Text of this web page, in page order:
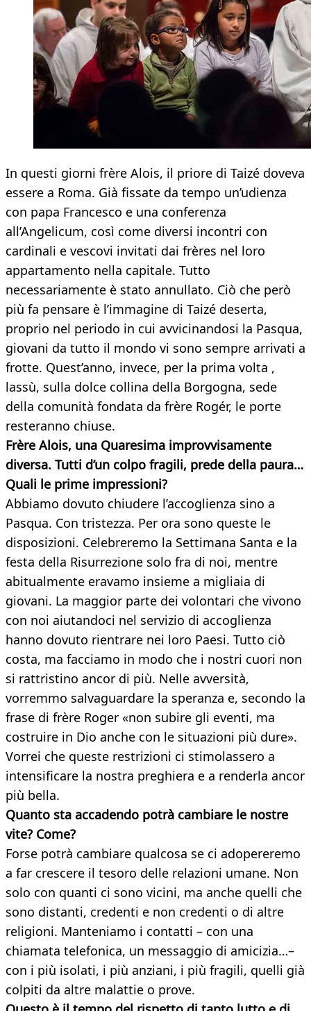
In questi giorni frère Alois, il priore di Taizé doveva
essere a Roma. Già fissate da tempo un’udienza
con papa Francesco e una conferenza
all’Angelicum, così come diversi incontri con
cardinali e vescovi invitati dai frères nel loro
appartamento nella capitale. Tutto
necessariamente è stato annullato. Ciò che però
più fa pensare è l’immagine di Taizé deserta,
proprio nel periodo in cui avvicinandosi la Pasqua,
giovani da tutto il mondo vi sono sempre arrivati a
frotte. Quest’anno, invece, per la prima volta ,
lassù, sulla dolce collina della Borgogna, sede
della comunità fondata da frère Rogér, le porte
resteranno chiuse.
Frère Alois, una Quaresima improvvisamente
diversa. Tutti d’un colpo fragili, prede della paura…
Quali le prime impressioni?
Abbiamo dovuto chiudere l’accoglienza sino a
Pasqua. Con tristezza. Per ora sono queste le
disposizioni. Celebreremo la Settimana Santa e la
festa della Risurrezione solo fra di noi, mentre
abitualmente eravamo insieme a migliaia di
giovani. La maggior parte dei volontari che vivono
con noi aiutandoci nel servizio di accoglienza
hanno dovuto rientrare nei loro Paesi. Tutto ciò
costa, ma facciamo in modo che i nostri cuori non
si rattristino ancor di più. Nelle avversità,
vorremmo salvaguardare la speranza e, secondo la
frase di frère Roger «non subire gli eventi, ma
costruire in Dio anche con le situazioni più dure».
Vorrei che queste restrizioni ci stimolassero a
intensificare la nostra preghiera e a renderla ancor
più bella.
Quanto sta accadendo potrà cambiare le nostre
vite? Come?
Forse potrà cambiare qualcosa se ci adopereremo
a far crescere il tesoro delle relazioni umane. Non
solo con quanti ci sono vicini, ma anche quelli che
sono distanti, credenti e non credenti o di altre
religioni. Manteniamo i contatti – con una
chiamata telefonica, un messaggio di amicizia…–
con i più isolati, i più anziani, i più fragili, quelli già
colpiti da altre malattie o prove.